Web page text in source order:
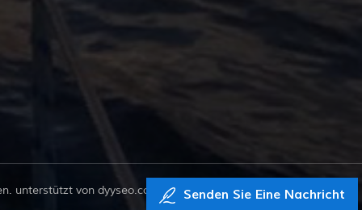
unterstützt von dyyseo.com Senden Sie Eine Nachricht